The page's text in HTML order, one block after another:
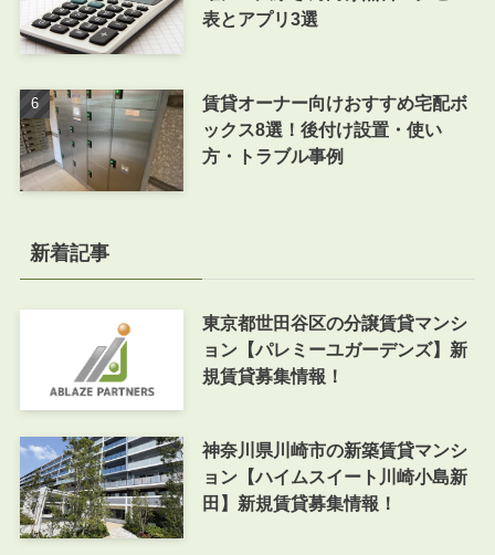
表とアプリ3選
賃貸オーナー向けおすすめ宅配ボ
ックス8選！後付け設置・使い
方・トラブル事例
新着記事
東京都世田谷区の分譲賃貸マンシ
ョン【パレミーユガーデンズ】新
規賃貸募集情報！
神奈川県川崎市の新築賃貸マンシ
ョン【ハイムスイート川崎小島新
田】新規賃貸募集情報！